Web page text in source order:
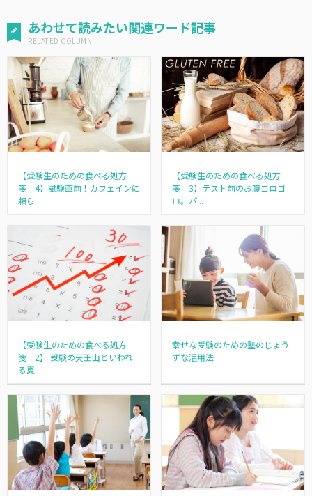
あわせて読みたい関連ワード記事
【受験生のための食べる処方
箋 4】試験直前！カフェインに
頼ら...
【受験生のための食べる処方
箋 3】テスト前のお腹ゴロゴ
ロ。パ...
【受験生のための食べる処方
箋 2】 受験の天王山といわれ
る夏...
幸せな受験のための塾のじょう
ずな活用法